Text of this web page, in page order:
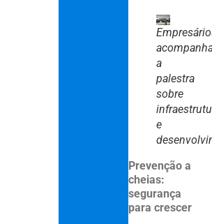
a
palestra
sobre
e
Prevenção a
cheias:
segurança
para crescer